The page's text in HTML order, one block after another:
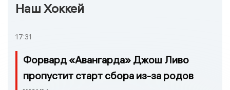
Наш Хоккей
17:31
Форвард «Авангарда» Джош Ливо
пропустит старт сбора из-за родов